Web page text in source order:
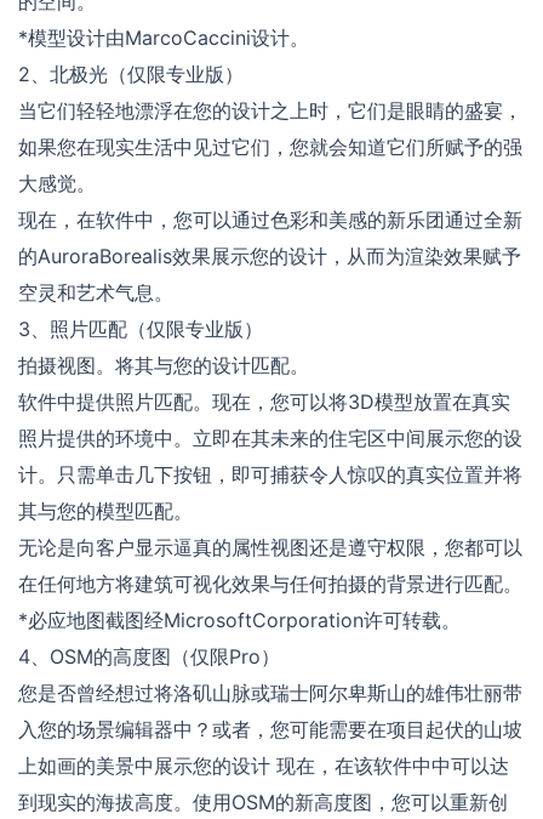
*模型设计由MarcoCaccini设计。
2、北极光（仅限专业版）
当它们轻轻地漂浮在您的设计之上时，它们是眼睛的盛宴，
如果您在现实生活中见过它们，您就会知道它们所赋予的强
大感觉。
现在，在软件中，您可以通过色彩和美感的新乐团通过全新
的AuroraBorealis效果展示您的设计，从而为渲染效果赋予
空灵和艺术气息。
3、照片匹配（仅限专业版）
拍摄视图。将其与您的设计匹配。
软件中提供照片匹配。现在，您可以将3D模型放置在真实
照片提供的环境中。立即在其未来的住宅区中间展示您的设
计。只需单击几下按钮，即可捕获令人惊叹的真实位置并将
其与您的模型匹配。
无论是向客户显示逼真的属性视图还是遵守权限，您都可以
在任何地方将建筑可视化效果与任何拍摄的背景进行匹配。
*必应地图截图经MicrosoftCorporation许可转载。
4、OSM的高度图（仅限Pro）
您是否曾经想过将洛矶山脉或瑞士阿尔卑斯山的雄伟壮丽带
入您的场景编辑器中？或者，您可能需要在项目起伏的山坡
上如画的美景中展示您的设计 现在，在该软件中中可以达
到现实的海拔高度。使用OSM的新高度图，您可以重新创